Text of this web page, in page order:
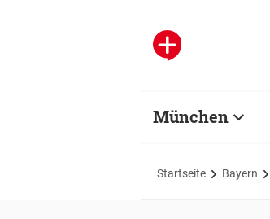
München
Startseite Bayern